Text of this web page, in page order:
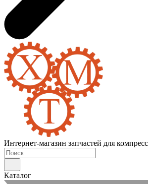
Интернет-магазин запчастей для
Каталог